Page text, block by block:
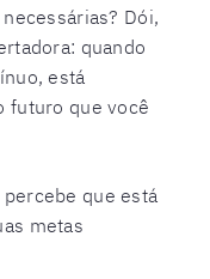
Dói,
quando
está
futuro que você
que está
metas